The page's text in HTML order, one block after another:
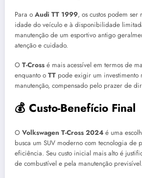
Para o Audi TT 1999, os custos podem ser
idade do veículo e à disponibilidade
manutenção de um esportivo antigo
atenção e cuidado.
O T-Cross é mais acessível em termos de
enquanto o TT pode exigir um investimento
manutenção, compensado pelo prazer de
💰 Custo-Benefício Final
O Volkswagen T-Cross 2024 é uma
busca um SUV moderno com tecnologia de
eficiência. Seu custo inicial mais alto é
de combustível e pela manutenção previsível.